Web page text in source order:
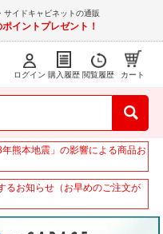
サイドキャビネットの通販
イントプレゼント！
ログイン 購入履歴 閲覧履歴 カート
年熊本地震」の影響による商品お
るお知らせ（お早めのご注文が